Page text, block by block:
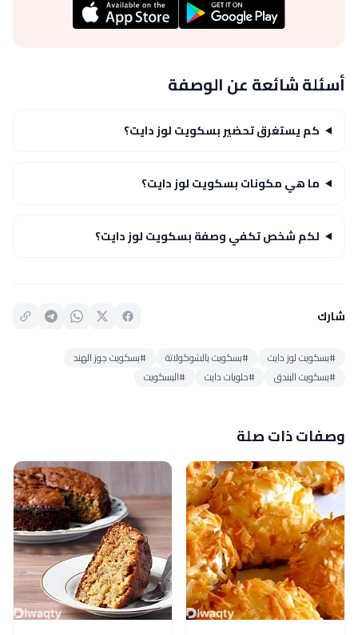
أسئلة شائعة عن الوصفة
كم يستغرق تحضير بسكويت لوز دايت؟
ما هي مكونات بسكويت لوز دايت؟
لكم شخص تكفي وصفة بسكويت لوز دايت؟
شارك
#بسكويت لوز دايت #بسكويت بالشوكولاتة
#بسكويت جوز الهند
#بسكويت البندق
#حلويات دايت #البسكويت
وصفات ذات صلة